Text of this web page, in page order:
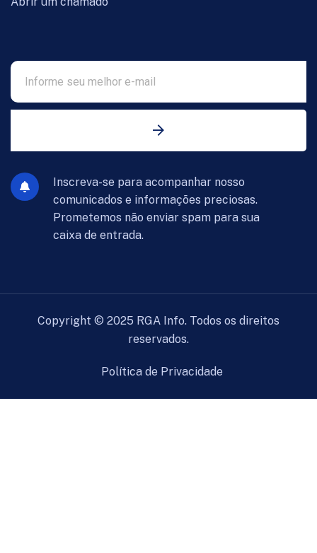
Inscreva-se para acompanhar nosso
comunicados e informações preciosas.
Prometemos não enviar spam para sua
caixa de entrada.
Copyright © 2025 RGA Info. Todos os direitos
reservados.
Política de Privacidade